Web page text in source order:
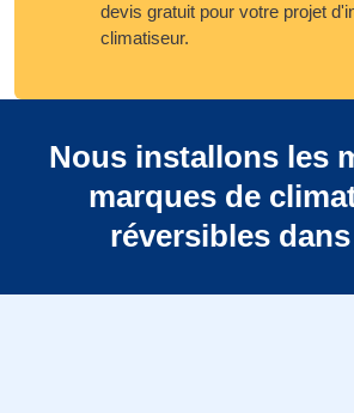
devis gratuit pour votre projet
climatiseur.
Nous installons les
marques de
réversibles